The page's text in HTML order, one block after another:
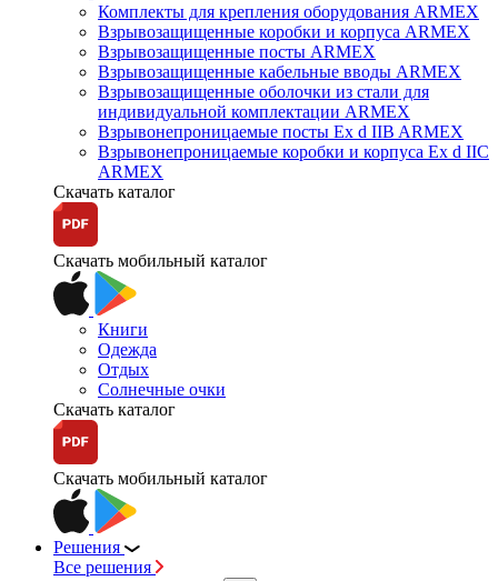
Комплекты для крепления оборудования ARMEX
Взрывозащищенные коробки и корпуса ARMEX
Взрывозащищенные посты ARMEX
Взрывозащищенные кабельные вводы ARMEX
Взрывозащищенные оболочки из стали для
индивидуальной комплектации ARMEX
Взрывонепроницаемые посты Ex d IIB ARMEX
Взрывонепроницаемые коробки и корпуса Ex d IIС
ARMEX
Скачать каталог
Скачать мобильный каталог
Книги
Одежда
Отдых
Солнечные очки
Скачать каталог
Скачать мобильный каталог
Решения
Все решения